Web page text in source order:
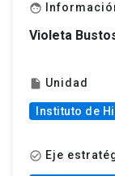
face
Violeta
insert_drive_file Unidad
Instituto de
check_circle_outline Eje